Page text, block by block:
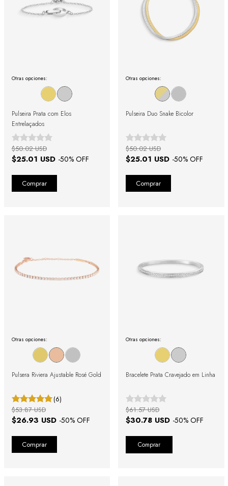
Otras opciones:
Pulseira Prata com Elos
Entrelaçados
$25.01 USD -50% OFF
$50.02 USD
Otras opciones:
Pulseira Duo Snake Bicolor
$25.01 USD -50% OFF
$50.02 USD
Otras opciones:
Pulsera Riviera Ajustable Rosé Gold
(6)
$26.93 USD -50% OFF
$53.87 USD
Otras opciones:
Bracelete Prata Cravejado em Linha
$30.78 USD -50% OFF
$61.57 USD
Comprar